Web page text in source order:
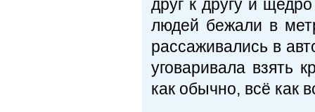
друг к другу и
людей бежали в
рассаживались в
уговаривала взять
как обычно, всё как